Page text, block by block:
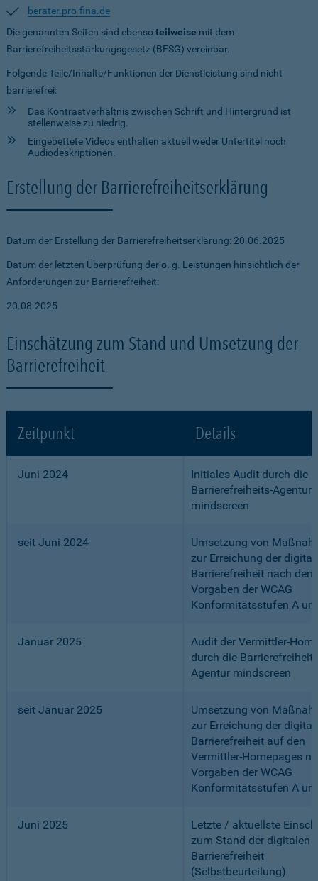
berater.pro-fina.de
Die genannten Seiten sind ebensoteilweise mit dem
Barrierefreiheitsstärkungsgesetz (BFSG) vereinbar.
Folgende Teile/Inhalte/Funktionen der Dienstleistung sind nicht
barrierefrei:
Das Kontrastverhältnis zwischen Schrift und Hintergrund ist
stellenweise zu niedrig.
Eingebettete Videos enthalten aktuell weder Untertitel noch
Audiodeskriptionen.
Erstellung der Barrierefreiheitserklärung
Datum der Erstellung der Barrierefreiheitserklärung: 20.06.2025
Datum der letzten Überprüfung der o. g. Leistungen hinsichtlich der
Anforderungen zur Barrierefreiheit:
20.08.2025
Einschätzung zum Stand und Umsetzung der
Barrierefreiheit
Zeitpunkt Details
Juni 2024
Initiales Audit durch die
Barrierefreiheits-Agentur
mindscreen
seit Juni 2024
Umsetzung von
zur Erreichung der
Barrierefreiheit nach den
Vorgaben der WCAG
Konformitätsstufen A
Januar 2025
Audit der Vermittler-
durch die
Agentur mindscreen
seit Januar 2025
Umsetzung von
zur Erreichung der
Barrierefreiheit auf den
Vermittler-Homepages
Vorgaben der WCAG
Konformitätsstufen A
Juni 2025
Letzte / aktuellste
zum Stand der digitalen
Barrierefreiheit
(Selbstbeurteilung)